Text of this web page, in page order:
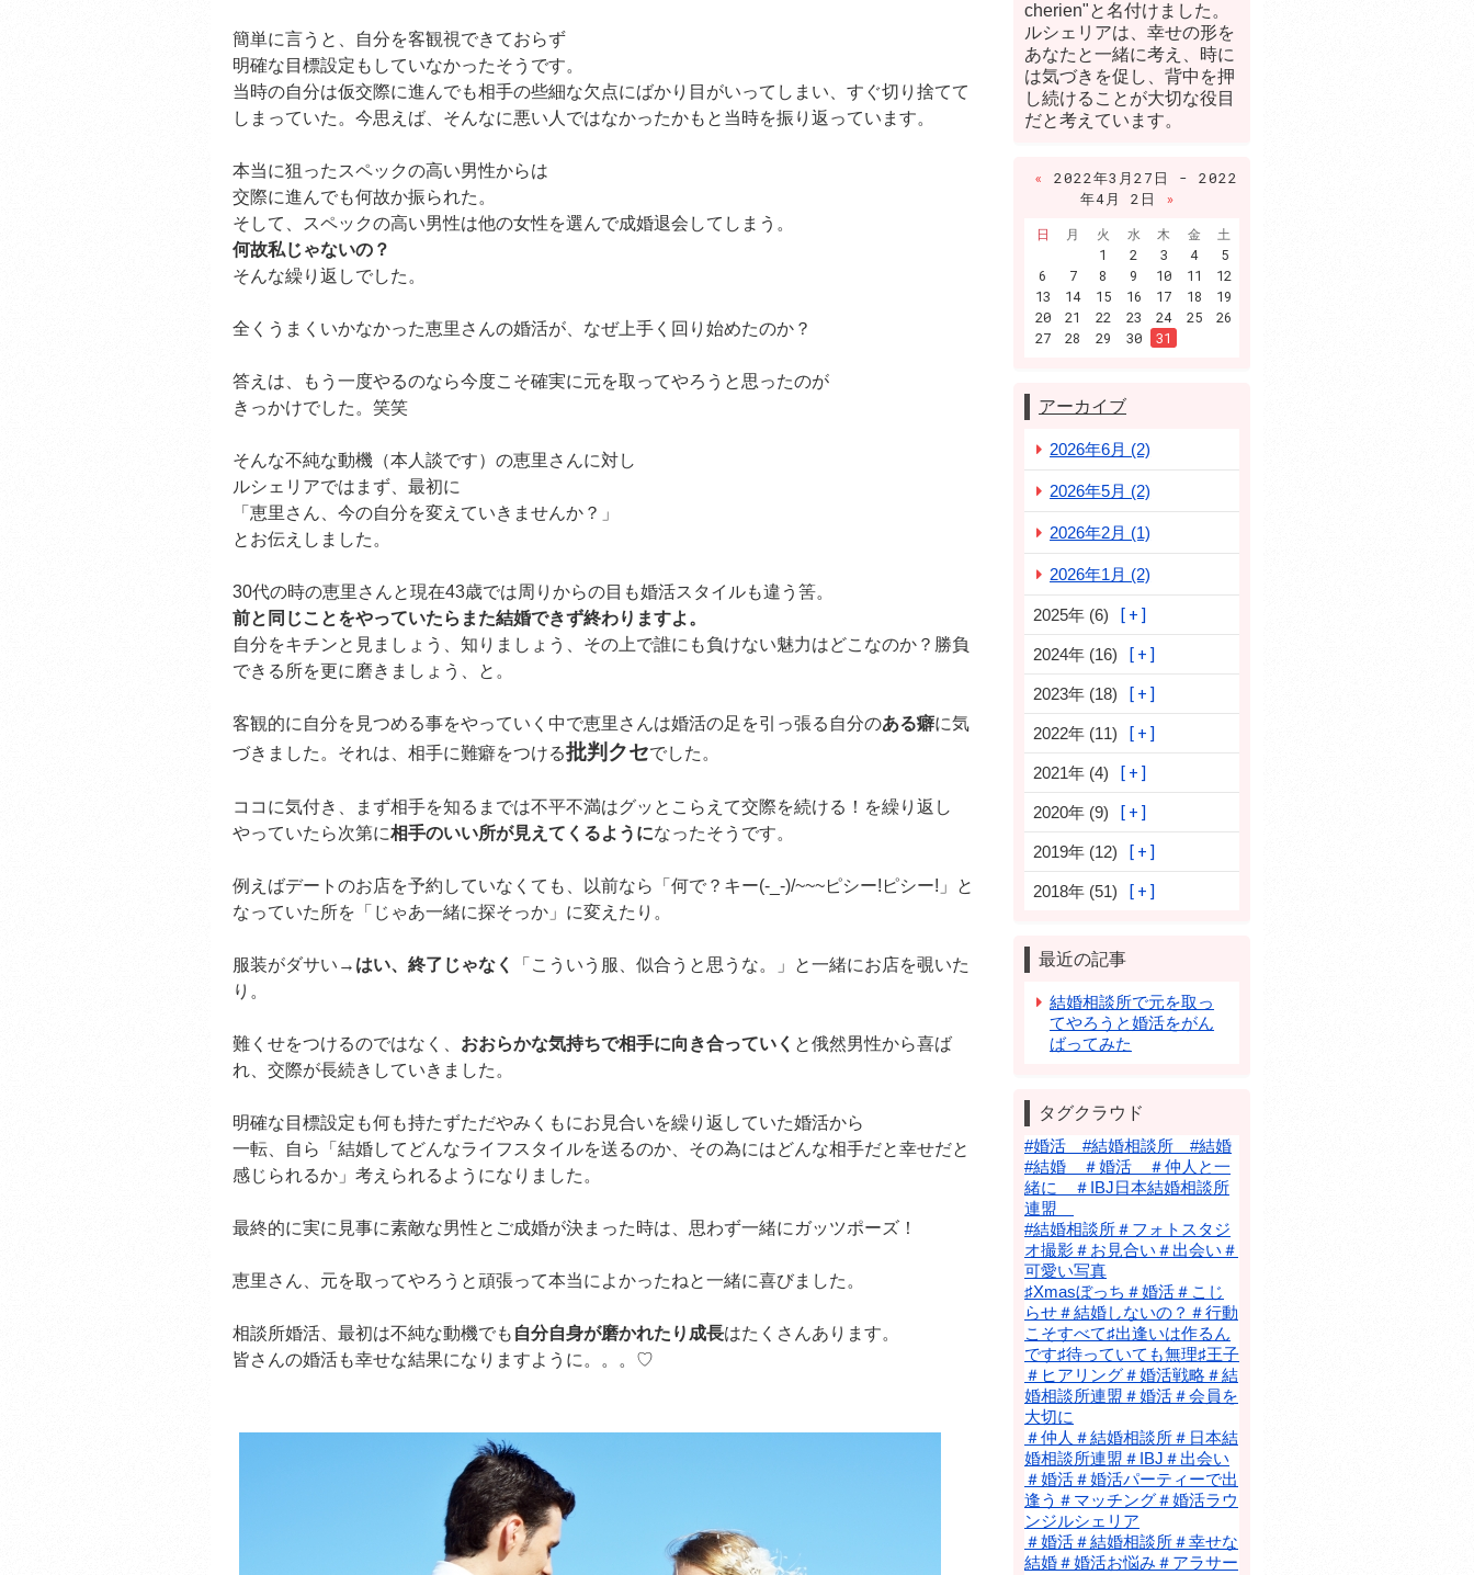
簡単に言うと、自分を客観視できておらず
明確な目標設定もしていなかったそうです。
当時の自分は仮交際に進んでも相手の些細な欠点にばかり目がいってしまい、すぐ切り捨てて
しまっていた。今思えば、そんなに悪い人ではなかったかもと当時を振り返っています。
本当に狙ったスペックの高い男性からは
交際に進んでも何故か振られた。
そして、スペックの高い男性は他の女性を選んで成婚退会してしまう。
何故私じゃないの？
そんな繰り返しでした。
全くうまくいかなかった恵里さんの婚活が、なぜ上手く回り始めたのか？
答えは、もう一度やるのなら今度こそ確実に元を取ってやろうと思ったのが
きっかけでした。笑笑
そんな不純な動機（本人談です）の恵里さんに対し
ルシェリアではまず、最初に
「恵里さん、今の自分を変えていきませんか？」
とお伝えしました。
30代の時の恵里さんと現在43歳では周りからの目も婚活スタイルも違う筈。
前と同じことをやっていたらまた結婚できず終わりますよ。
自分をキチンと見ましょう、知りましょう、その上で誰にも負けない魅力はどこなのか？勝負
できる所を更に磨きましょう、と。
客観的に自分を見つめる事をやっていく中で恵里さんは婚活の足を引っ張る自分のある癖に気
づきました。それは、相手に難癖をつける批判クセでした。
ココに気付き、まず相手を知るまでは不平不満はグッとこらえて交際を続ける！を繰り返し
やっていたら次第に相手のいい所が見えてくるようになったそうです。
例えばデートのお店を予約していなくても、以前なら「何で？キー(-_-)/~~~ピシー!ピシー!」と
なっていた所を「じゃあ一緒に探そっか」に変えたり。
服装がダサい→ はい、終了じゃなく
「こういう服、似合うと思うな。」と一緒にお店を覗いた
り。
難くせをつけるのではなく、 おおらかな気持ちで相手に向き合っていく と俄然男性から喜ば
れ、交際が長続きしていきました。
明確な目標設定も何も持たずただやみくもにお見合いを繰り返していた婚活から
一転、自ら「結婚してどんなライフスタイルを送るのか、その為にはどんな相手だと幸せだと
感じられるか」考えられるようになりました。
最終的に実に見事に素敵な男性とご成婚が決まった時は、思わず一緒にガッツポーズ！
恵里さん、元を取ってやろうと頑張って本当によかったねと一緒に喜びました。
相談所婚活、最初は不純な動機でも 自分自身が磨かれたり成長はたくさんあります。
皆さんの婚活も幸せな結果になりますように。。。♡
cherien"と名付けました。
ルシェリアは、幸せの形を
あなたと一緒に考え、時に
は気づきを促し、背中を押
し続けることが大切な役目
だと考えています。
« 2022年3月27日 - 2022
年4月 2日
»
日
月 火 水 木 金
土
1
2 3 4
5
6
7 8 9 10 11
12
13
14 15 16 17 18
19
20
21 22 23 24 25
26
27
28 29 30 31
アーカイブ
2026年6月 (2)
2026年5月 (2)
2026年2月 (1)
2026年1月 (2)
2025年 (6)
2024年 (16)
2023年 (18)
2022年 (11)
2021年 (4)
2020年 (9)
2019年 (12)
2018年 (51)
最近の記事
結婚相談所で元を取っ
てやろうと婚活をがん
ばってみた
タグクラウド
#婚活 #結婚相談所 #結婚
#結婚 ＃婚活 ＃仲人と一
緒に ＃IBJ日本結婚相談所
連盟
#結婚相談所＃フォトスタジ
オ撮影＃お見合い＃出会い＃
可愛い写真
♯Xmasぼっち＃婚活＃こじ
らせ＃結婚しないの？＃行動
こそすべて♯出逢いは作るん
です♯待っていても無理♯王子
＃ヒアリング＃婚活戦略＃結
婚相談所連盟＃婚活＃会員を
大切に
＃仲人＃結婚相談所＃日本結
婚相談所連盟＃IBJ＃出会い
＃婚活＃婚活パーティーで出
逢う＃マッチング＃婚活ラウ
ンジルシェリア
＃婚活＃結婚相談所＃幸せな
結婚＃婚活お悩み＃アラサー